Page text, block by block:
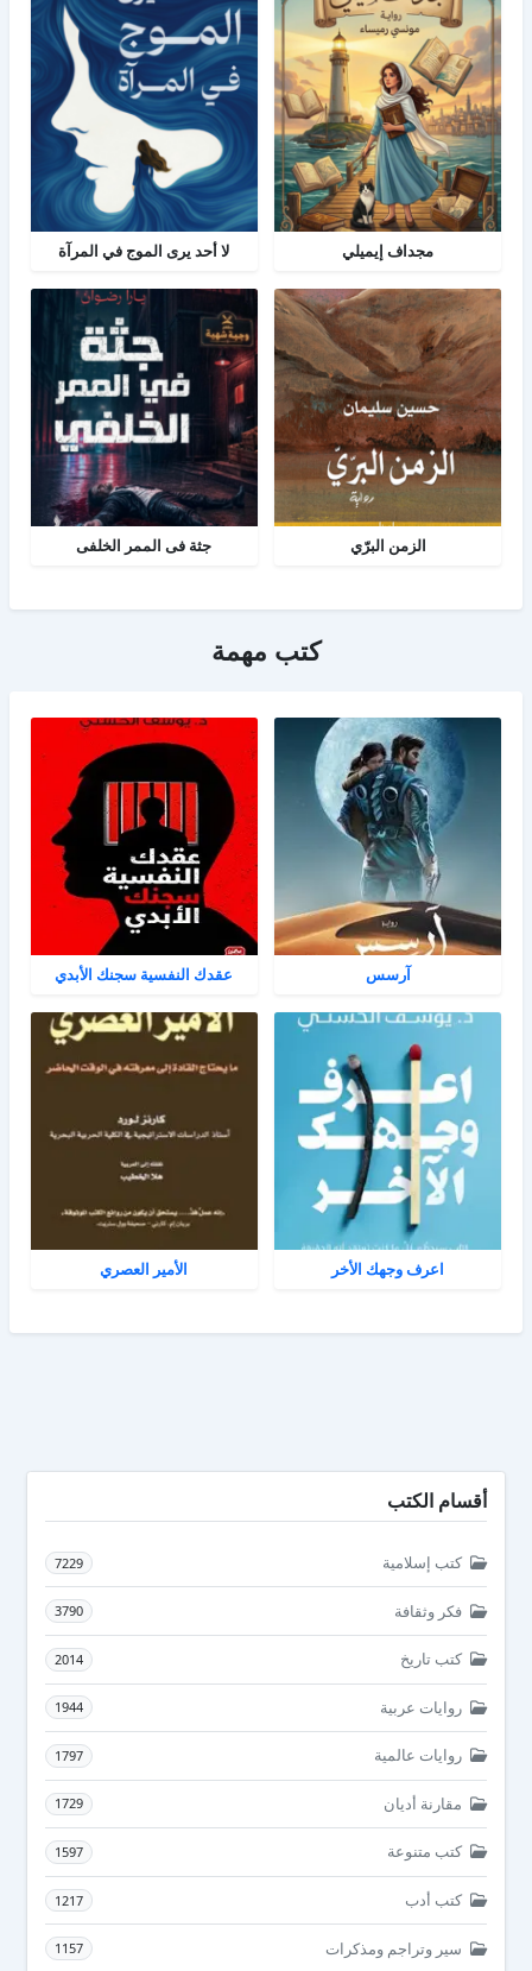
مجداف إيميلي لا أحد يرى الموج في المرآة
الزمن البرّي جثة فى الممر الخلفى
كتب مهمة
آرسس عقدك النفسية سجنك الأبدي
اعرف وجهك الأخر الأمير العصري
أقسام الكتب
كتب إسلامية 7229
فكر وثقافة 3790
كتب تاريخ 2014
روايات عربية 1944
روايات عالمية 1797
مقارنة أديان 1729
كتب متنوعة 1597
كتب أدب 1217
سير وتراجم ومذكرات 1157